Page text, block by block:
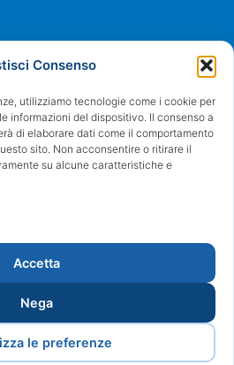
Consenso
utilizziamo tecnologie come i cookie per
informazioni del dispositivo. Il consenso a
di elaborare dati come il comportamento
sito. Non acconsentire o ritirare il
su alcune caratteristiche e
Accetta
Nega
le preferenze
i diritti riservati | Powered by Proweb